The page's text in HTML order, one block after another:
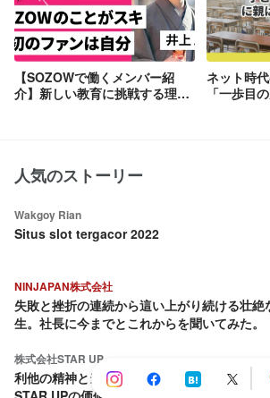
【SOZOWで働くメンバー紹
介】新しい教育に挑戦する理由
ネット時
「一歩目
人気のストーリー
Wakgoy Rian
Situs slot tergacor 2022
NINJAPAN株式会社
失敗と挫折の連続から這い上がり続ける壮絶
生。社長に今までとこれからを聞いてみた。
株式会社STAR UP
利他の精神と当事者意識：CPO池田八輝が語